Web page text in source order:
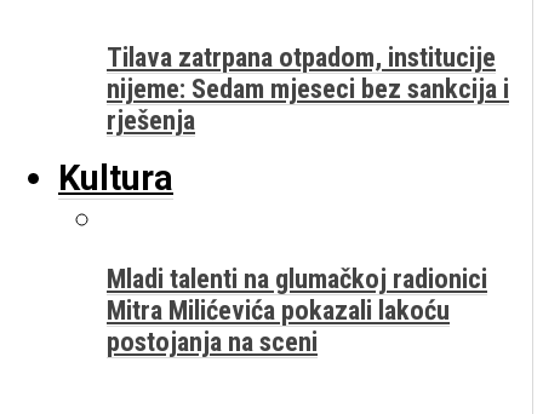
Tilava zatrpana otpadom, institucije
nijeme: Sedam mjeseci bez sankcija i
rješenja
Kultura
Mladi talenti na glumačkoj radionici
Mitra Milićevića pokazali lakoću
postojanja na sceni